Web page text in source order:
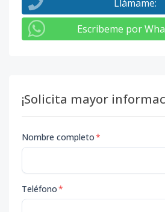
Llámame:
Escribeme por
¡Solicita mayor
Nombre completo*
Teléfono*